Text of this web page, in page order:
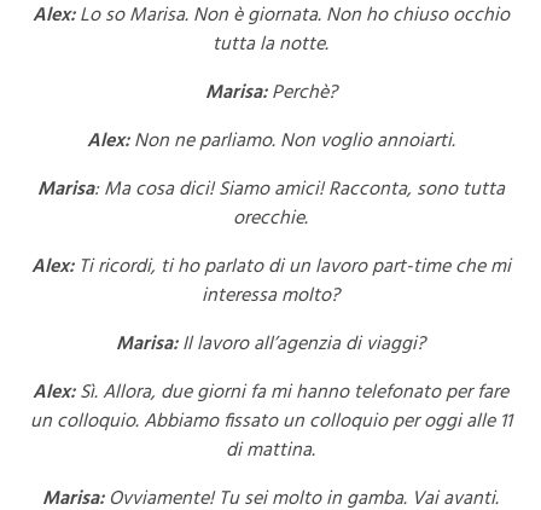
Alex: Lo so Marisa. Non è giornata. Non ho chiuso occhio
tutta la notte.
Marisa:Perchè?
Alex:Non ne parliamo. Non voglio annoiarti.
Marisa: Ma cosa dici! Siamo amici! Racconta, sono tutta
orecchie.
Alex: Ti ricordi, ti ho parlato di un lavoro part‑time che mi
interessa molto?
Marisa:Il lavoro all’agenzia di viaggi?
Alex:Sì. Allora, due giorni fa mi hanno telefonato per fare
un colloquio. Abbiamo fissato un colloquio per oggi alle 11
di mattina.
Marisa:Ovviamente! Tu sei molto in gamba. Vai avanti.